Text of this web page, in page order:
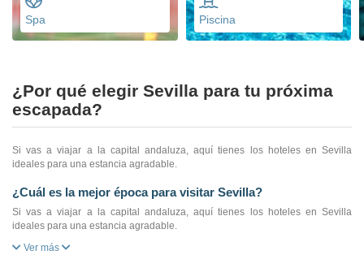
Spa Piscina
¿Por qué elegir Sevilla para tu próxima
escapada?
Si vas a viajar a la capital andaluza, aquí tienes los hoteles en Sevilla
ideales para una estancia agradable.
¿Cuál es la mejor época para visitar Sevilla?
Si vas a viajar a la capital andaluza, aquí tienes los hoteles en Sevilla
ideales para una estancia agradable.
Ver más